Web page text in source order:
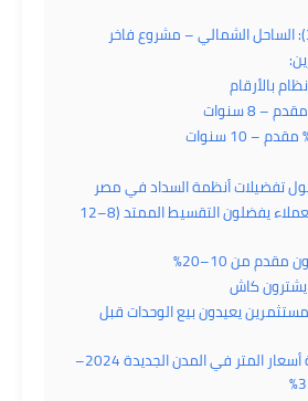
بالأرقام
تفضيلات أنظمة السداد في مصر
🔹 68% من العملاء يفضلون التقسيط الممتد (8–12
من المستثمرين يعيدون بيع الوحدات قبل
🔹 نسبة زيادة أسعار المتر في المدن الجديدة 2024–